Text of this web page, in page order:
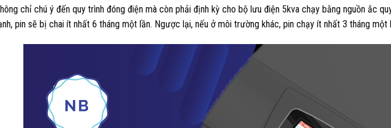
chỉ chú ý đến quy trình đóng điện mà còn phải định kỳ cho bộ lưu điện 5kva chạy bằng nguồn ắc
pin sẽ bị chai ít nhất 6 tháng một lần. Ngược lại, nếu ở môi trường khác, pin chạy ít nhất 3 tháng một